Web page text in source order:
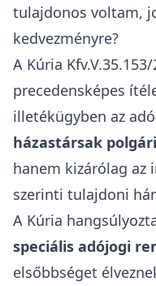
illetékszabályok
Nem csak a
után
2026. január 1. előtt
fogalmazott, hogy
vásárlást
követően eszközölt
venni - az időbeli
2026 elején kikerült
Maradt a 3 éves
Az Itv. 21. § (4) bek.